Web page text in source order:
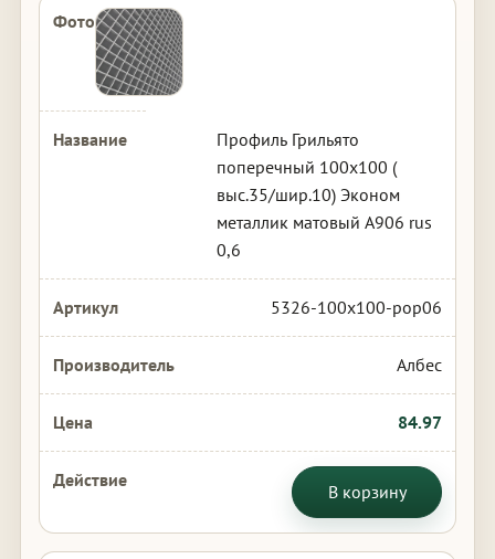
Профиль Грильято
поперечный 100х100 (
выс.35/шир.10) Эконом
металлик матовый А906 rus
0,6
5326-100x100-pop06
Албес
84.97
В корзину